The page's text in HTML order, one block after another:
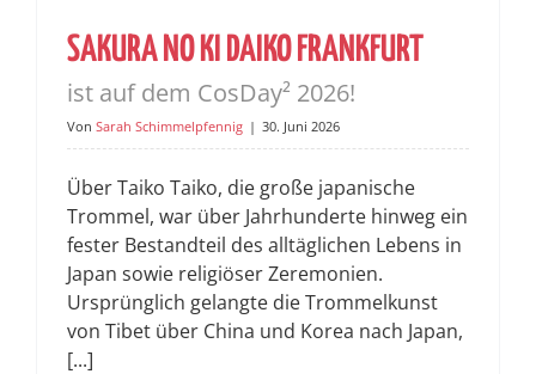
SAKURA NO KI DAIKO FRANKFURT
ist auf dem CosDay² 2026!
Von Sarah Schimmelpfennig | 30. Juni 2026
Über Taiko Taiko, die große japanische
Trommel, war über Jahrhunderte hinweg ein
fester Bestandteil des alltäglichen Lebens in
Japan sowie religiöser Zeremonien.
Ursprünglich gelangte die Trommelkunst
von Tibet über China und Korea nach Japan,
[...]